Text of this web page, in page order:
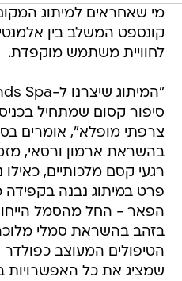
מי שאחראים למיתוג
קונספט המשלב בין
לחוויית משתמש מוקפדת.
סיפור קסום שמתחיל
צרפתי מופלא", אומרים
בהשראת ארמון ורסאי,
רגעי קסם מלכותיים,
פרט במיתוג נבנה
בזהב בהשראת סמלי
הטיפולים המעוצב
שמציג את כל האפשרויות